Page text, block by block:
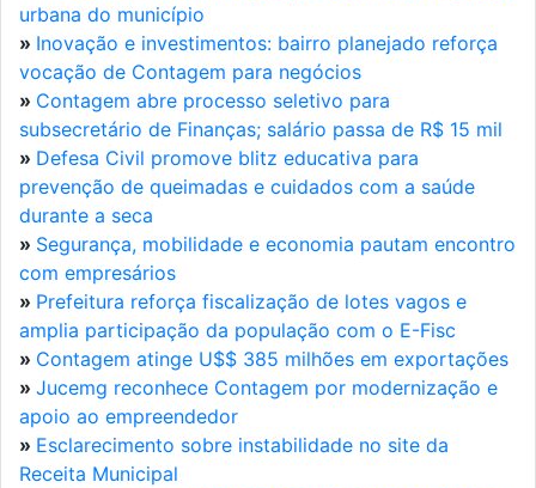
urbana do município
» Inovação e investimentos: bairro planejado reforça
vocação de Contagem para negócios
» Contagem abre processo seletivo para
subsecretário de Finanças; salário passa de R$ 15 mil
» Defesa Civil promove blitz educativa para
prevenção de queimadas e cuidados com a saúde
durante a seca
» Segurança, mobilidade e economia pautam encontro
com empresários
» Prefeitura reforça fiscalização de lotes vagos e
amplia participação da população com o E-Fisc
» Contagem atinge U$$ 385 milhões em exportações
» Jucemg reconhece Contagem por modernização e
apoio ao empreendedor
» Esclarecimento sobre instabilidade no site da
Receita Municipal